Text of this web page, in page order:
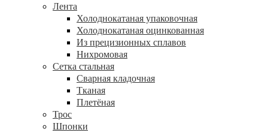
Лента
Холоднокатаная упаковочная
Холоднокатаная оцинкованная
Из прецизионных сплавов
Нихромовая
Сетка стальная
Сварная кладочная
Тканая
Плетёная
Трос
Шпонки